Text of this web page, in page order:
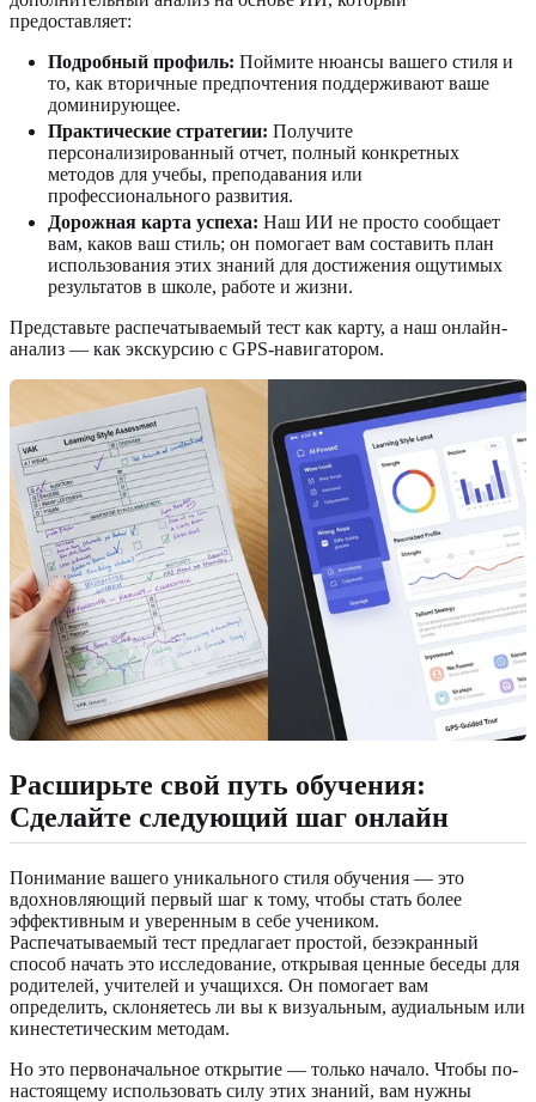
предоставляет:
Подробный профиль: Поймите нюансы вашего стиля и
то, как вторичные предпочтения поддерживают ваше
доминирующее.
Практические стратегии: Получите
персонализированный отчет, полный конкретных
методов для учебы, преподавания или
профессионального развития.
Дорожная карта успеха: Наш ИИ не просто сообщает
вам, каков ваш стиль; он помогает вам составить план
использования этих знаний для достижения ощутимых
результатов в школе, работе и жизни.
Представьте распечатываемый тест как карту, а наш онлайн-
анализ — как экскурсию с GPS-навигатором.
Расширьте свой путь обучения:
Сделайте следующий шаг онлайн
Понимание вашего уникального стиля обучения — это
вдохновляющий первый шаг к тому, чтобы стать более
эффективным и уверенным в себе учеником.
Распечатываемый тест предлагает простой, безэкранный
способ начать это исследование, открывая ценные беседы для
родителей, учителей и учащихся. Он помогает вам
определить, склоняетесь ли вы к визуальным, аудиальным или
кинестетическим методам.
Но это первоначальное открытие — только начало. Чтобы по-
настоящему использовать силу этих знаний, вам нужны